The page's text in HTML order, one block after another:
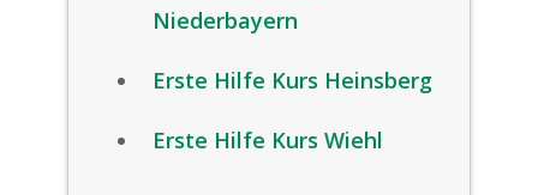
Niederbayern
Erste Hilfe Kurs Heinsberg
Erste Hilfe Kurs Wiehl